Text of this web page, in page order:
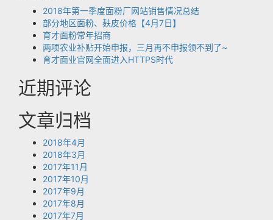
2018年第一季度面粉厂网站销售情况总结
部分地区面粉、麸皮价格【4月7日】
育才面粉常年招商
两项农业补贴开始申报，三月再不申报领不到了~
育才面业官网全面进入HTTPS时代
近期评论
文章归档
2018年4月
2018年3月
2017年11月
2017年10月
2017年9月
2017年8月
2017年7月